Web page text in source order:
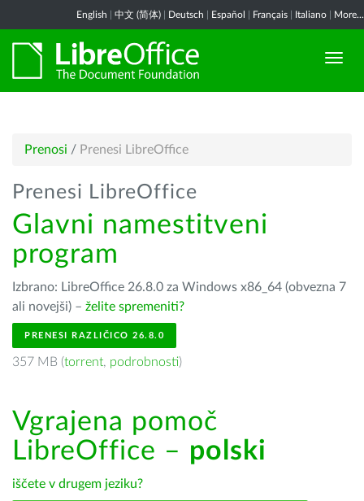
English 中文 (简体) Deutsch Español Français Italiano More...
Prenosi / Prenesi LibreOffice
Prenesi LibreOffice
Glavni namestitveni
program
Izbrano: LibreOffice 26.8.0 za Windows x86_64 (obvezna 7
ali novejši) – želite spremeniti?
PRENESI RAZLIČICO 26.8.0
357 MB (torrent, podrobnosti)
Vgrajena pomoč
LibreOffice – polski
iščete v drugem jeziku?